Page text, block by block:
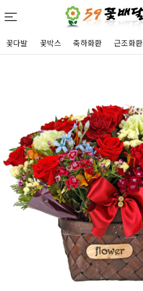
꽃다발 꽃박스 축하화환 근조화환